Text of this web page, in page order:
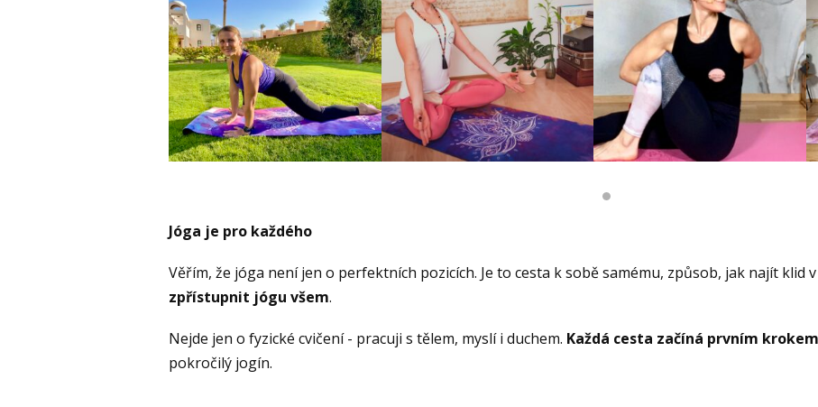
Jóga je pro každého
Věřím, že jóga není jen o perfektních pozicích. Je to cesta k sobě samému, způsob, jak najít klid
zpřístupnit jógu všem.
Nejde jen o fyzické cvičení - pracuji s tělem, myslí i duchem. Každá cesta začíná prvním krokem
pokročilý jogín.